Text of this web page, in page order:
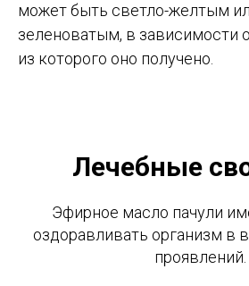
может быть светло-желтым
зеленоватым, в зависимости
из которого оно получено.
Лечебные
Эфирное масло пачули
оздоравливать организм в
проявлений.